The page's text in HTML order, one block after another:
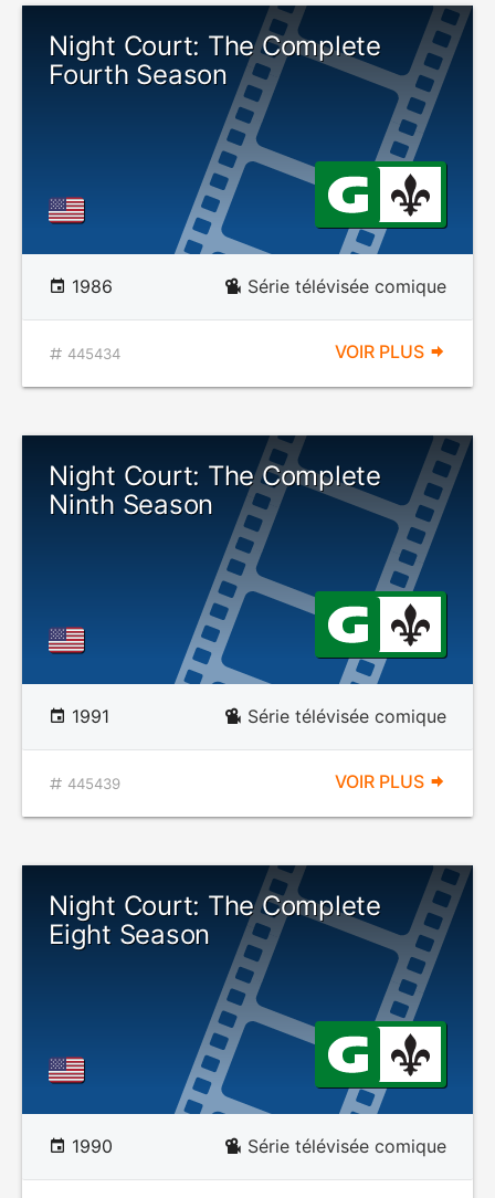
Night Court: The Complete
Fourth Season
1986 Série télévisée comique
445434 VOIR PLUS
Night Court: The Complete
Ninth Season
1991 Série télévisée comique
445439 VOIR PLUS
Night Court: The Complete
Eight Season
1990 Série télévisée comique